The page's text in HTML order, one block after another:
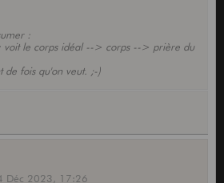
:
voit le corps idéal --> corps --> prière du
de fois qu'on veut. ;-)
Déc 2023, 17:26